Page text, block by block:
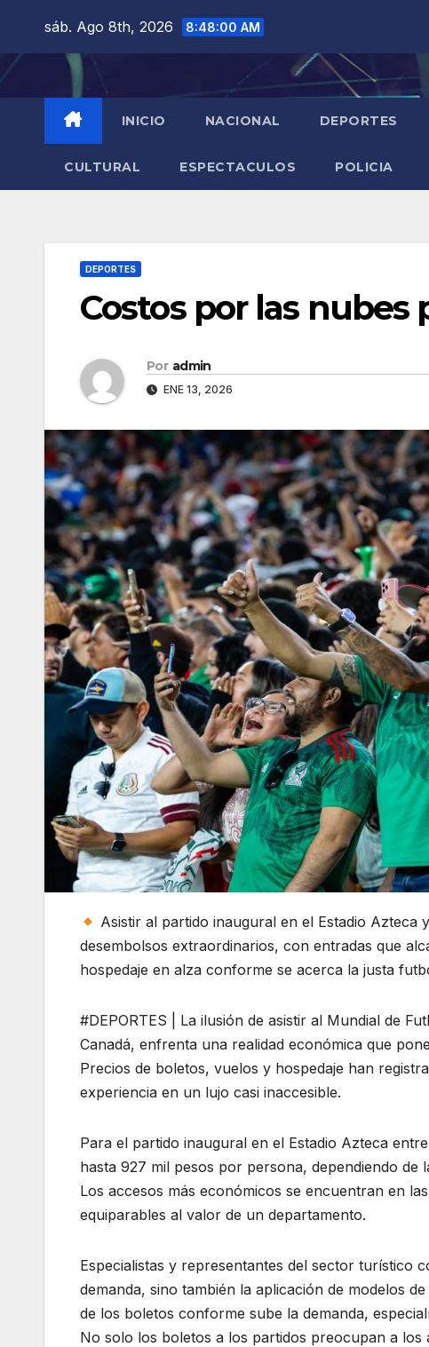
contenido
sáb. Ago 8th, 2026 8:48:01 AM
INICIO NACIONAL DEPORTES
CULTURAL ESPECTACULOS POLICIA
DEPORTES
Costos por las nubes
Por admin
ENE 13, 2026
Asistir al partido inaugural en el Estadio
desembolsos extraordinarios, con entradas que
hospedaje en alza conforme se acerca la justa
#DEPORTES | La ilusión de asistir al Mundial de
Canadá, enfrenta una realidad económica que
Precios de boletos, vuelos y hospedaje han
experiencia en un lujo casi inaccesible.
Para el partido inaugural en el Estadio Azteca
hasta 927 mil pesos por persona, dependiendo de
Los accesos más económicos se encuentran en
equiparables al valor de un departamento.
Especialistas y representantes del sector turístico
demanda, sino también la aplicación de modelos
de los boletos conforme sube la demanda,
No solo los boletos a los partidos preocupan a